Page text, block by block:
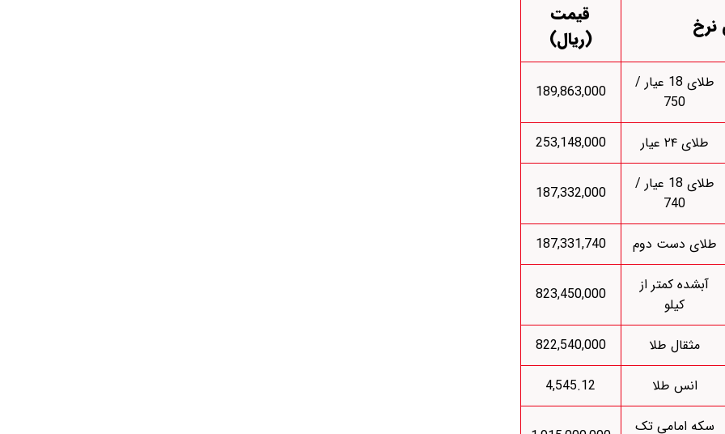
نرخ
قیمت
(ریال)
طلای 18 عیار /
750
189,863,000
طلای ۲۴ عیار
253,148,000
طلای 18 عیار /
740
187,332,000
طلای دست دوم
187,331,740
آبشده کمتر از
کیلو
823,450,000
مثقال طلا
822,540,000
انس طلا
4,545.12
سکه امامی تک